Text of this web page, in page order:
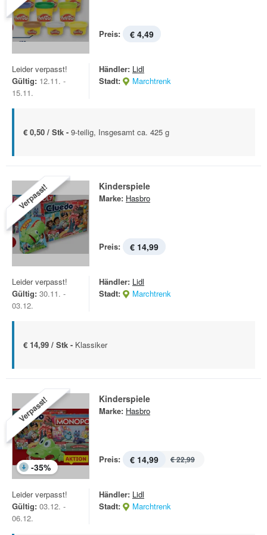
Preis: € 4,49
Leider verpasst!
Gültig: 12.11. -
15.11.
Händler: Lidl
Stadt:
Marchtrenk
€ 0,50 / Stk - 9-teilig, Insgesamt ca. 425 g
Verpasst! Kinderspiele
Marke: Hasbro
Preis: € 14,99
Leider verpasst!
Gültig: 30.11. -
03.12.
Händler: Lidl
Stadt:
Marchtrenk
€ 14,99 / Stk - Klassiker
Verpasst!
-35%
Kinderspiele
Marke: Hasbro
Preis: € 14,99 € 22,99
Leider verpasst!
Gültig: 03.12. -
06.12.
Händler: Lidl
Stadt:
Marchtrenk